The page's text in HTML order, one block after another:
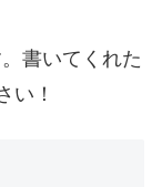
書いてくれた
い！